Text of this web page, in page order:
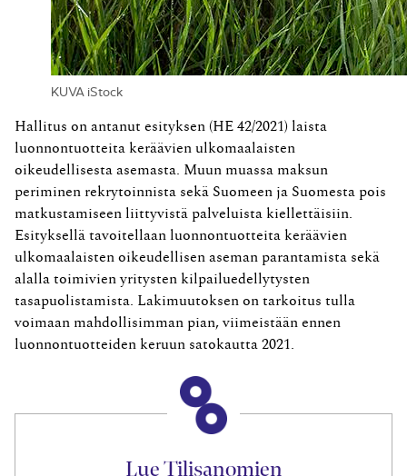
KUVA iStock
Hallitus on antanut esityksen (HE 42/2021) laista
luonnontuotteita keräävien ulkomaalaisten
oikeudellisesta asemasta. Muun muassa maksun
periminen rekrytoinnista sekä Suomeen ja Suomesta pois
matkustamiseen liittyvistä palveluista kiellettäisiin.
Esityksellä tavoitellaan luonnontuotteita keräävien
ulkomaalaisten oikeudellisen aseman parantamista sekä
alalla toimivien yritysten kilpailuedellytysten
tasapuolistamista. Lakimuutoksen on tarkoitus tulla
voimaan mahdollisimman pian, viimeistään ennen
luonnontuotteiden keruun satokautta 2021.
Lue Tilisanomien